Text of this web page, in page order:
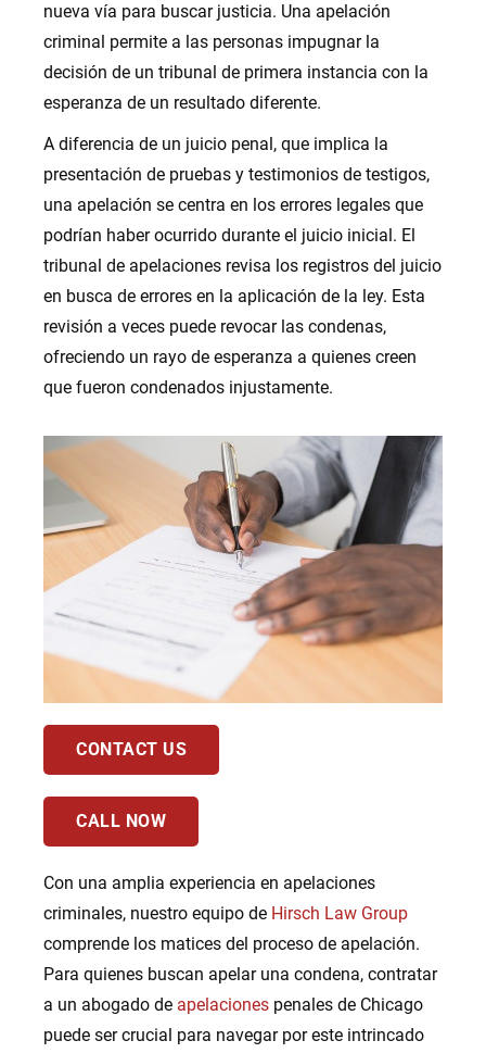
nueva vía para buscar justicia. Una apelación
criminal permite a las personas impugnar la
decisión de un tribunal de primera instancia con la
esperanza de un resultado diferente.
A diferencia de un juicio penal, que implica la
presentación de pruebas y testimonios de testigos,
una apelación se centra en los errores legales que
podrían haber ocurrido durante el juicio inicial. El
tribunal de apelaciones revisa los registros del juicio
en busca de errores en la aplicación de la ley. Esta
revisión a veces puede revocar las condenas,
ofreciendo un rayo de esperanza a quienes creen
que fueron condenados injustamente.
CONTACT US
CALL NOW
Con una amplia experiencia en apelaciones
criminales, nuestro equipo de Hirsch Law Group
comprende los matices del proceso de apelación.
Para quienes buscan apelar una condena, contratar
a un abogado de apelaciones penales de Chicago
puede ser crucial para navegar por este intrincado